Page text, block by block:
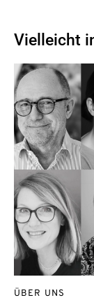
Vielleicht
ÜBER UNS